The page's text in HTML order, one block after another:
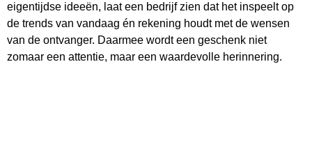
eigentijdse ideeën, laat een bedrijf zien dat het inspeelt op
de trends van vandaag én rekening houdt met de wensen
van de ontvanger. Daarmee wordt een geschenk niet
zomaar een attentie, maar een waardevolle herinnering.